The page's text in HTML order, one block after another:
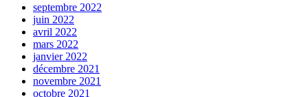
septembre 2022
juin 2022
avril 2022
mars 2022
janvier 2022
décembre 2021
novembre 2021
octobre 2021